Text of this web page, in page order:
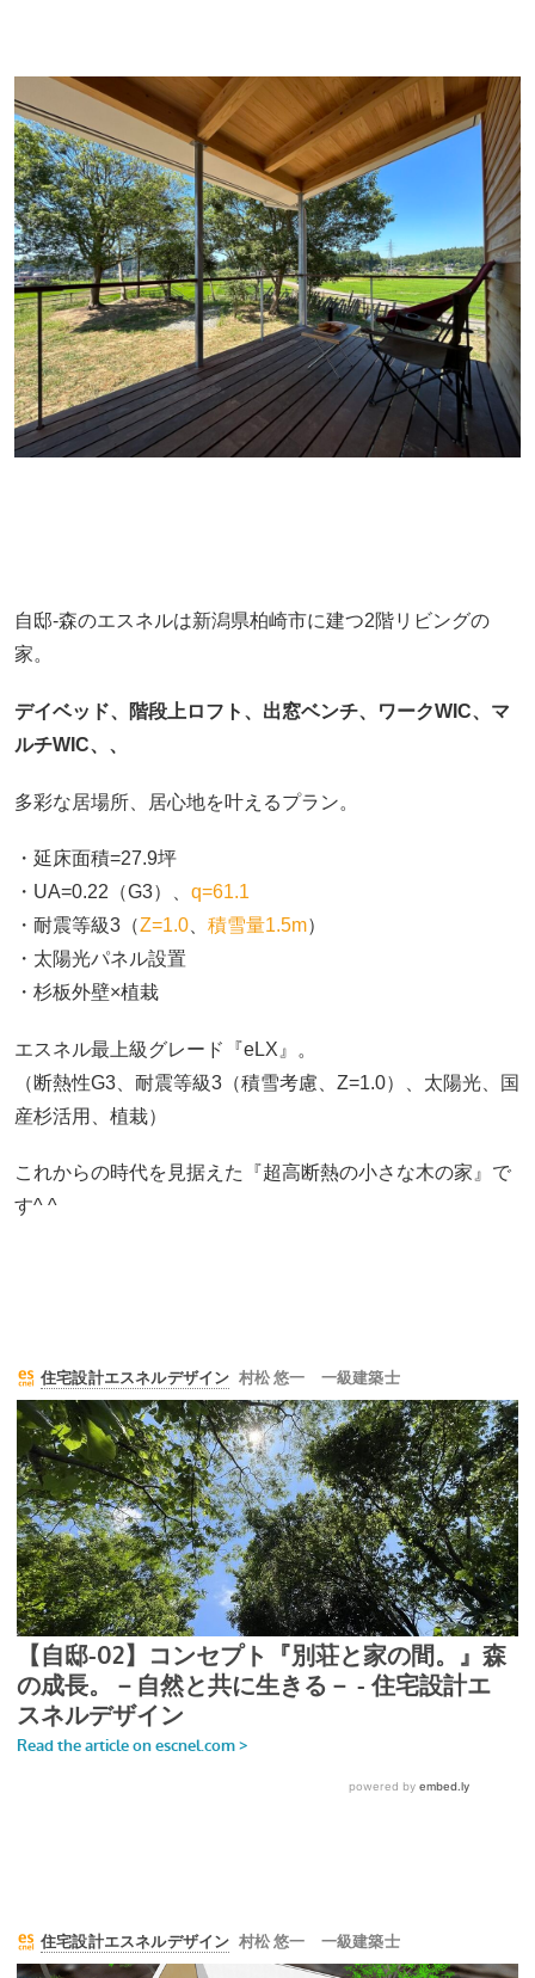
自邸-森のエスネルは新潟県柏崎市に建つ2階リビングの
家。
デイベッド、階段上ロフト、出窓ベンチ、ワークWIC、マ
ルチWIC、、
多彩な居場所、居心地を叶えるプラン。
・延床面積=27.9坪
・UA=0.22（G3）、 q=61.1
・耐震等級3（Z=1.0、 積雪量1.5m）
・太陽光パネル設置
・杉板外壁×植栽
エスネル最上級グレード『eLX』。
（断熱性G3、耐震等級3（積雪考慮、Z=1.0）、太陽光、国
産杉活用、植栽）
これからの時代を見据えた『超高断熱の小さな木の家』で
す^ ^